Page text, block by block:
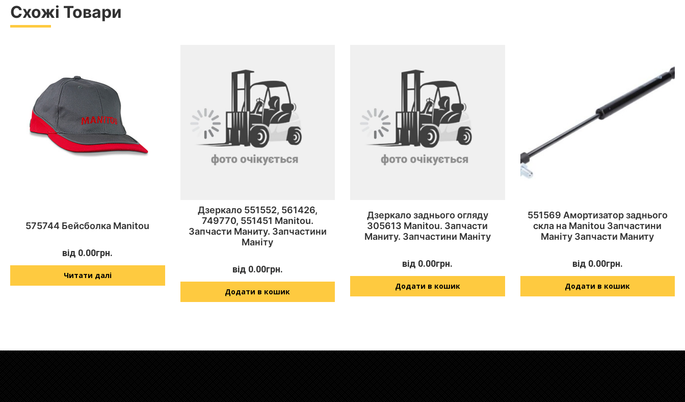
Схожі Товари
575744 Бейсболка Manitou
від 0.00грн.
Читати далі
Дзеркало 551552, 561426,
749770, 551451 Manitou.
Запчасти Маниту. Запчастини
Маніту
від 0.00грн.
Додати в кошик
Дзеркало заднього огляду
305613 Manitou. Запчасти
Маниту. Запчастини Маніту
від 0.00грн.
Додати в кошик
551569 Амортизатор заднього
скла на Manitou Запчастини
Маніту Запчасти Маниту
від 0.00грн.
Додати в кошик